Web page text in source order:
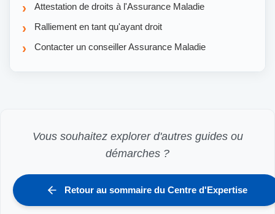
Attestation de droits à l'Assurance Maladie
Ralliement en tant qu'ayant droit
Contacter un conseiller Assurance Maladie
Vous souhaitez explorer d'autres guides ou
démarches ?
Retour au sommaire du Centre d'Expertise